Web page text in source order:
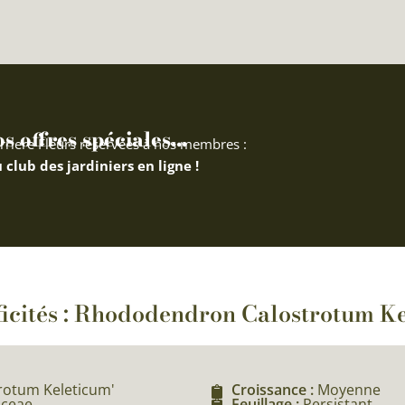
offres spéciales...
Fleurs réservées à nos membres :
club des jardiniers en ligne !
: Rhododendron Calostrotum
Keleticum' Croissance : Moyenne